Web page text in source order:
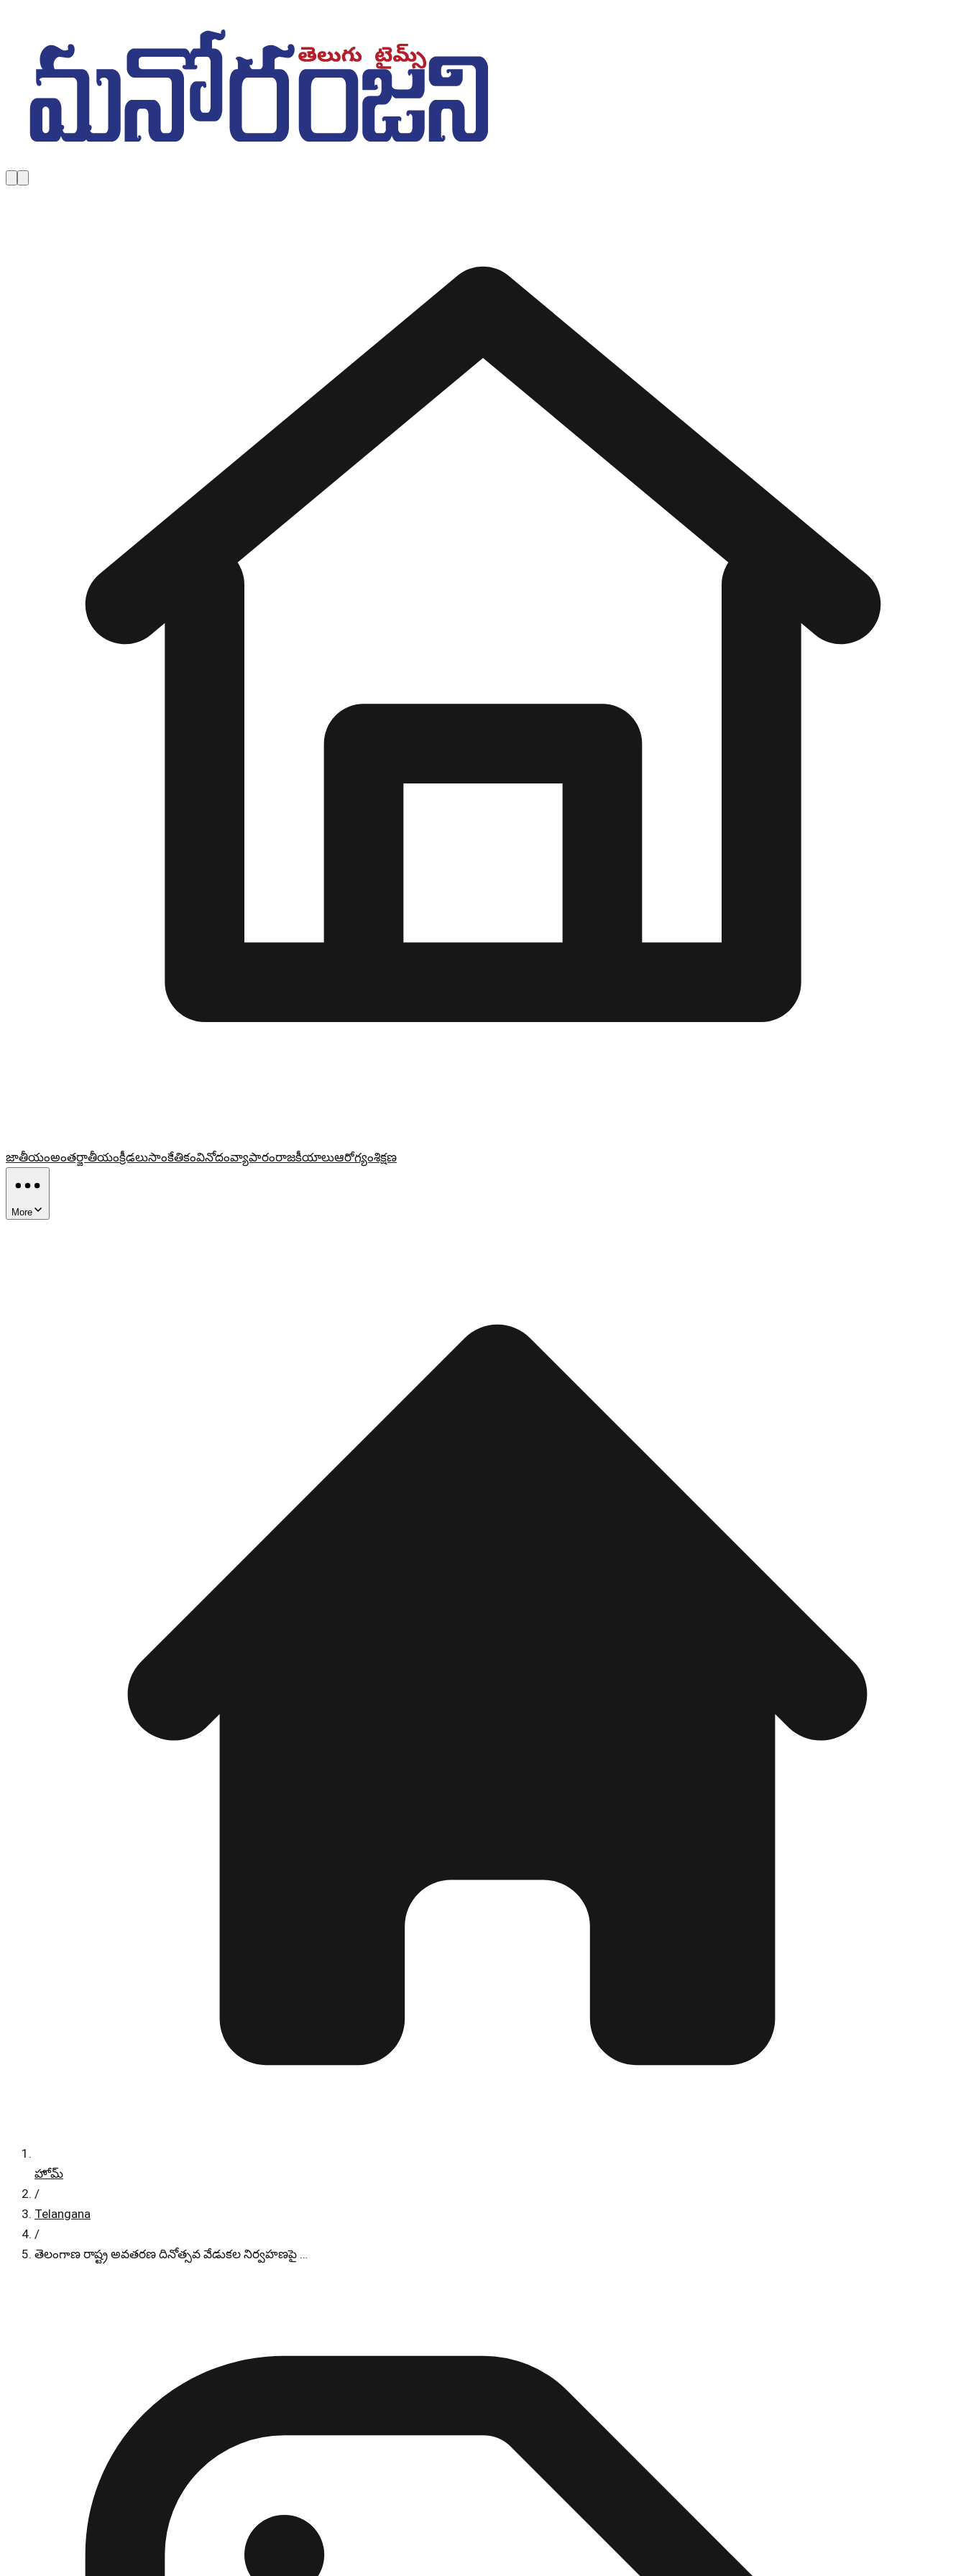
జాతీయంఅంతర్జాతీయంక్రీడలుసాంకేతికంవినోదంవ్యాపారంరాజకీయాలుఆరోగ్యంశిక్షణ
More
హోమ్
/
Telangana
/
తెలంగాణ రాష్ట్ర అవతరణ దినోత్సవ వేడుకల నిర్వహణపై …